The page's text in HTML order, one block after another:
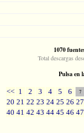
1070
Total descargas
Pulsa en
<< 1 2 3 4 5 6 7
20 21 22 23 24 25 26 27
40 41 42 43 44 45 46 47